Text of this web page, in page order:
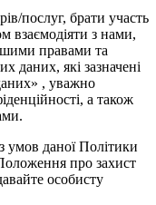
послуг, брати участь
взаємодіяти з нами,
правами та
даних, які зазначені
, уважно
а також
умов даної Політики
про захист
особисту